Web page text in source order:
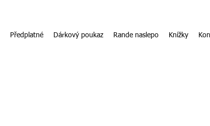
Předplatné Dárkový poukaz Rande naslepo Knížky